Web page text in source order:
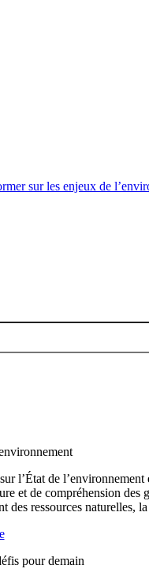
sur les enjeux de
l’État de
et de compréhension
des ressources
pour demain